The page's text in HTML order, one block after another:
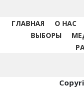
ГЛАВНАЯ О НАС
ВЫБОРЫ